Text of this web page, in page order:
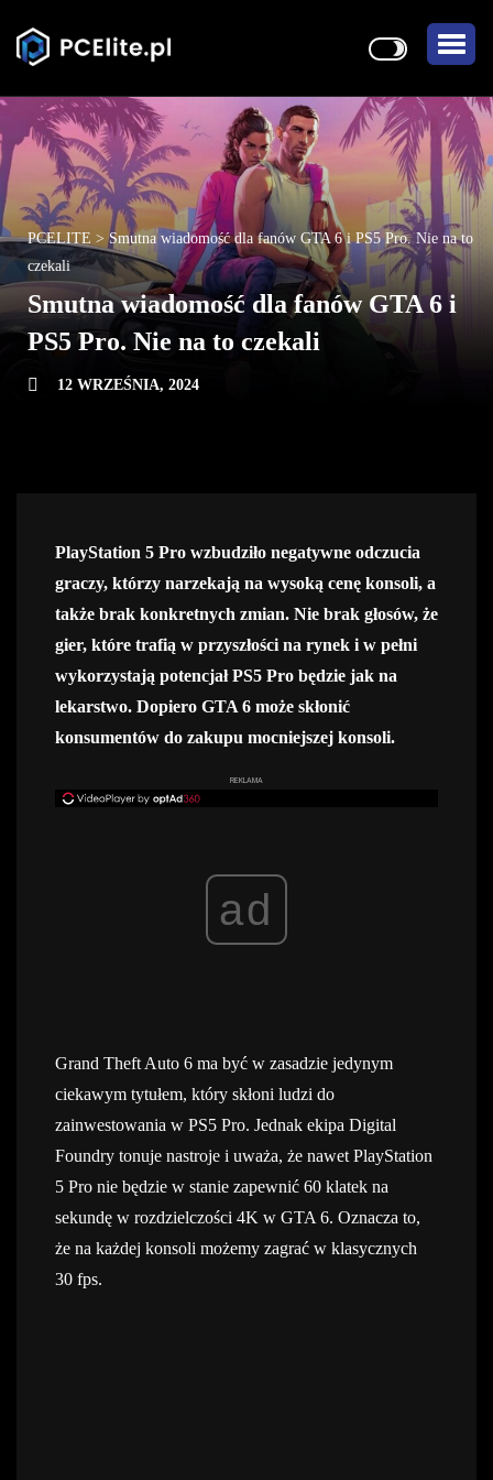
PCELITE >Smutna wiadomość dla fanów GTA 6 i PS5 Pro. Nie na to
czekali
Smutna wiadomość dla fanów GTA 6 i
PS5 Pro. Nie na to czekali
12 WRZEŚNIA, 2024
PlayStation 5 Pro wzbudziło negatywne odczucia
graczy, którzy narzekają na wysoką cenę konsoli, a
także brak konkretnych zmian. Nie brak głosów, że
gier, które trafią w przyszłości na rynek i w pełni
wykorzystają potencjał PS5 Pro będzie jak na
lekarstwo. Dopiero GTA 6 może skłonić
konsumentów do zakupu mocniejszej konsoli.
REKLAMA
ad
Grand Theft Auto 6 ma być w zasadzie jedynym
ciekawym tytułem, który skłoni ludzi do
zainwestowania w PS5 Pro. Jednak ekipa Digital
Foundry tonuje nastroje i uważa, że nawet PlayStation
5 Pro nie będzie w stanie zapewnić 60 klatek na
sekundę w rozdzielczości 4K w GTA 6. Oznacza to,
że na każdej konsoli możemy zagrać w klasycznych
30 fps.